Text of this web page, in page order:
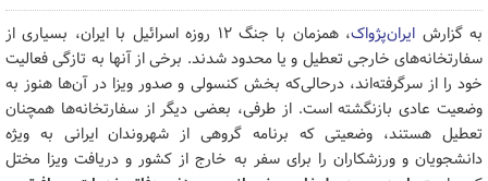
به گزارش ایران‌پژواک
، همزمان با جنگ ۱۲ روزه اسرائیل با ایران، بسیاری از
سفارتخانه‌های خارجی تعطیل و یا محدود شدند. برخی از آنها به تازگی فعالیت
خود را از سرگرفته‌اند، ‌درحالی‌که بخش کنسولی و صدور ویزا در آن‌ها هنوز به
وضعیت عادی بازنگشته است. از طرفی، بعضی دیگر از سفارتخانه‌ها همچنان
تعطیل هستند، وضعیتی که برنامه گروهی از شهروندان ایرانی به ویژه
دانشجویان و ورزشکاران را برای سفر به خارج از کشور و دریافت ویزا مختل